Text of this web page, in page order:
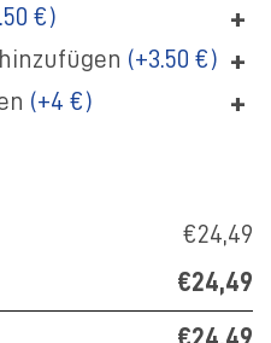
€) +
(+3.50 €) +
(+4 €) +
€24,49
€24,49